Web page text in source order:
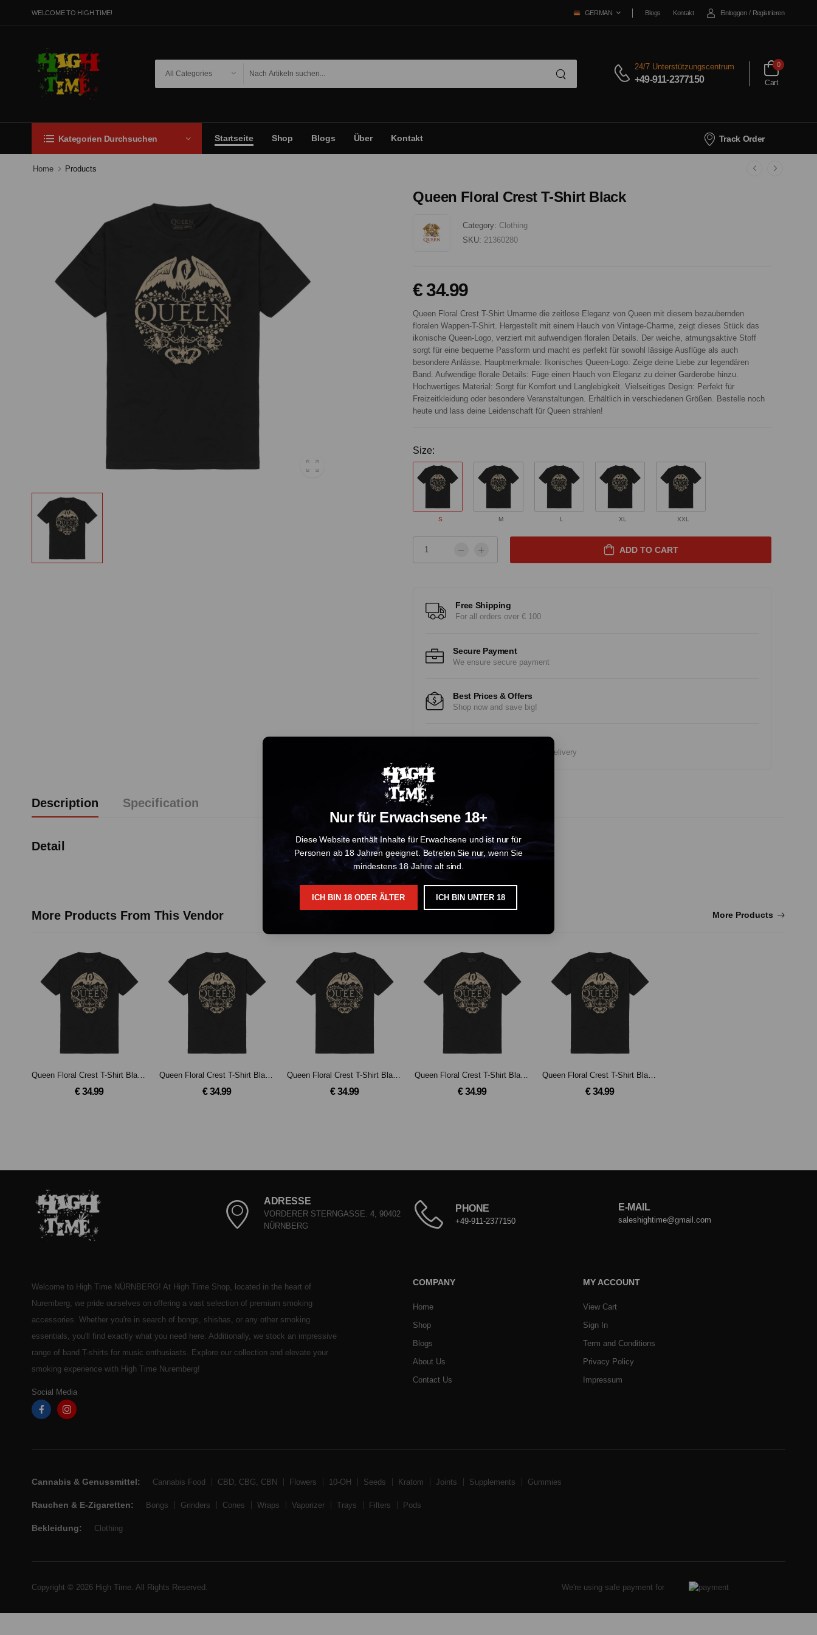
Nur für Erwachsene 18+
Diese Website enthält Inhalte für Erwachsene und ist nur für
Personen ab 18 Jahren geeignet. Betreten Sie nur, wenn Sie
mindestens 18 Jahre alt sind.
ICH BIN 18 ODER ÄLTER ICH BIN UNTER 18
WELCOME TO HIGH TIME! GERMAN Blogs Kontakt Einloggen / Registrieren
24/7 Unterstützungscentrum
+49-911-2377150
0
Cart
Kategorien Durchsuchen Startseite Shop Blogs Über Kontakt Track Order
Home Products
Queen Floral Crest T-Shirt Black
Category: Clothing
SKU: 21360280
€ 34.99
Queen Floral Crest T-Shirt Umarme die zeitlose Eleganz von Queen mit diesem bezaubernden
floralen Wappen-T-Shirt. Hergestellt mit einem Hauch von Vintage-Charme, zeigt dieses Stück das
ikonische Queen-Logo, verziert mit aufwendigen floralen Details. Der weiche, atmungsaktive Stoff
sorgt für eine bequeme Passform und macht es perfekt für sowohl lässige Ausflüge als auch
besondere Anlässe. Hauptmerkmale: Ikonisches Queen-Logo: Zeige deine Liebe zur legendären
Band. Aufwendige florale Details: Füge einen Hauch von Eleganz zu deiner Garderobe hinzu.
Hochwertiges Material: Sorgt für Komfort und Langlebigkeit. Vielseitiges Design: Perfekt für
Freizeitkleidung oder besondere Veranstaltungen. Erhältlich in verschiedenen Größen. Bestelle noch
heute und lass deine Leidenschaft für Queen strahlen!
Size:
S M L XL XXL
ADD TO CART
Free Shipping
For all orders over € 100
Secure Payment
We ensure secure payment
Best Prices & Offers
Shop now and save big!
Experience Fast, Reliable Delivery
Description Specification
Detail
More Products From This Vendor More Products
€ 34.99 € 34.99 € 34.99 € 34.99 € 34.99
ADRESSE
VORDERER STERNGASSE. 4, 90402
NÜRNBERG
PHONE
+49-911-2377150
E-MAIL
saleshightime@gmail.com
Welcome to High Time NÜRNBERG! At High Time Shop, located in the heart of
Nuremberg, we pride ourselves on offering a vast selection of premium smoking
accessories. Whether you're in search of bongs, shishas, or any other smoking
essentials, you'll find exactly what you need here. Additionally, we stock an impressive
range of band T-shirts for music enthusiasts. Explore our collection and elevate your
smoking experience with High Time Nuremberg!
Social Media
COMPANY
Home
Shop
Blogs
About Us
Contact Us
MY ACCOUNT
View Cart
Sign In
Term and Conditions
Privacy Policy
Impressum
Cannabis & Genussmittel: Cannabis Food CBD, CBG, CBN Flowers 10-OH Seeds Kratom Joints Supplements Gummies
Rauchen & E-Zigaretten: Bongs Grinders Cones Wraps Vaporizer Trays Filters Pods
Bekleidung: Clothing
Copyright © 2026 High Time. All Rights Reserved. We're using safe payment for